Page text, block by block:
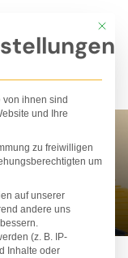
Mit
ihnen sind
und Ihre
zu freiwilligen
um
auf unserer
andere uns
(z. B. IP-
Inhalte oder